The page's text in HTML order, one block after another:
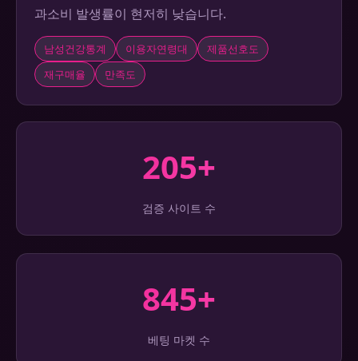
과소비 발생률이 현저히 낮습니다.
남성건강통계 이용자연령대
제품선호도
재구매율
만족도
205+
검증 사이트 수
845+
베팅 마켓 수